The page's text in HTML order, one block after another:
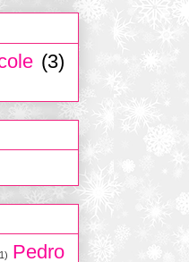
(3)
Pedro